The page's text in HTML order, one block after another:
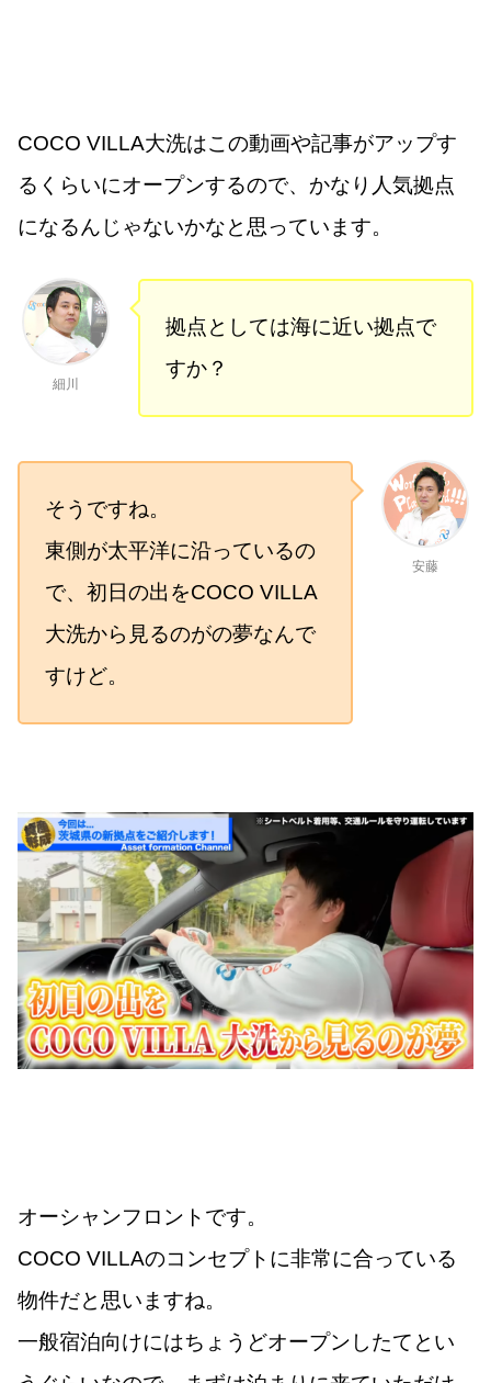
COCO VILLA大洗はこの動画や記事がアップす
るくらいにオープンするので、かなり人気拠点
になるんじゃないかなと思っています。
細川
拠点としては海に近い拠点で
すか？
安藤
そうですね。
東側が太平洋に沿っているの
で、初日の出をCOCO VILLA
大洗から見るのがの夢なんで
すけど。
オーシャンフロントです。
COCO VILLAのコンセプトに非常に合っている
物件だと思いますね。
一般宿泊向けにはちょうどオープンしたてとい